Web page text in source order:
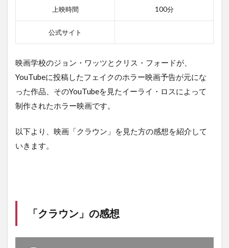
上映時間 100分
公式サイト
映画学校のジョン・ワッツとクリス・フォードが、
YouTubeに投稿したフェイクのホラー映画予告が元にな
った作品、そのYouTubeを見たイーライ・ロスによって
制作されたホラー映画です。
以下より、映画「クラウン」を見た方の感想を紹介して
いきます。
「クラウン」 の感想